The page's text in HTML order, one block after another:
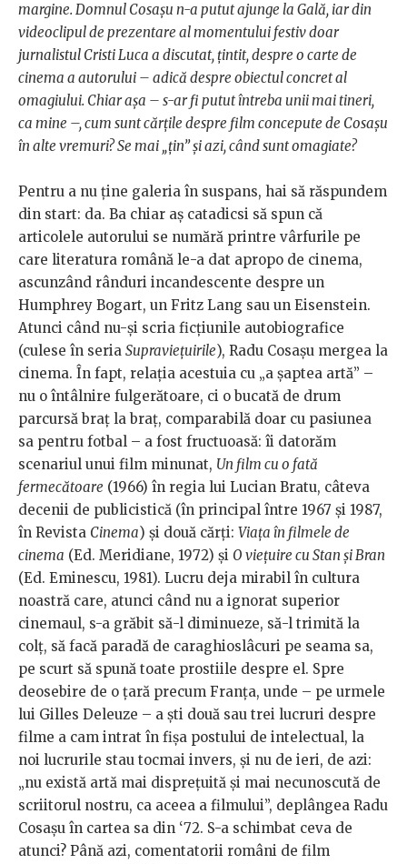
margine. Domnul Cosașu n-a putut ajunge la Gală, iar din
videoclipul de prezentare al momentului festiv doar
jurnalistul Cristi Luca a discutat, țintit, despre o carte de
cinema a autorului – adică despre obiectul concret al
omagiului. Chiar așa – s-ar fi putut întreba unii mai tineri,
ca mine –, cum sunt cărțile despre film concepute de Cosașu
în alte vremuri? Se mai „țin” și azi, când sunt omagiate?
Pentru a nu ține galeria în suspans, hai să răspundem
din start: da. Ba chiar aș catadicsi să spun că
articolele autorului se numără printre vârfurile pe
care literatura română le-a dat apropo de cinema,
ascunzând rânduri incandescente despre un
Humphrey Bogart, un Fritz Lang sau un Eisenstein.
Atunci când nu-și scria ficțiunile autobiografice
(culese în seria Supraviețuirile), Radu Cosașu mergea la
cinema. În fapt, relația acestuia cu „a șaptea artă” –
nu o întâlnire fulgerătoare, ci o bucată de drum
parcursă braț la braț, comparabilă doar cu pasiunea
sa pentru fotbal – a fost fructuoasă: îi datorăm
scenariul unui film minunat, Un film cu o fată
fermecătoare (1966) în regia lui Lucian Bratu, câteva
decenii de publicistică (în principal între 1967 și 1987,
în Revista Cinema) și două cărți: Viața în filmele de
cinema (Ed. Meridiane, 1972) și O viețuire cu Stan și Bran
(Ed. Eminescu, 1981). Lucru deja mirabil în cultura
noastră care, atunci când nu a ignorat superior
cinemaul, s-a grăbit să-l diminueze, să-l trimită la
colț, să facă paradă de caraghioslâcuri pe seama sa,
pe scurt să spună toate prostiile despre el. Spre
deosebire de o țară precum Franța, unde – pe urmele
lui Gilles Deleuze – a ști două sau trei lucruri despre
filme a cam intrat în fișa postului de intelectual, la
noi lucrurile stau tocmai invers, și nu de ieri, de azi:
„nu există artă mai disprețuită și mai necunoscută de
scriitorul nostru, ca aceea a filmului”, deplângea Radu
Cosașu în cartea sa din ‘72. S-a schimbat ceva de
atunci? Până azi, comentatorii români de film